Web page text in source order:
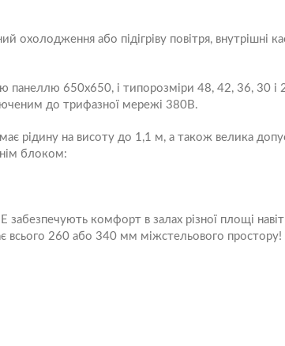
охолодження або підігріву повітря, внутрішні
650х650, і типорозміри 48, 42, 36, 30 і
до трифазної мережі 380В.
рідину на висоту до 1,1 м, а також велика
блоком:
комфорт в залах різної площі
всього 260 або 340 мм міжстельового простору!